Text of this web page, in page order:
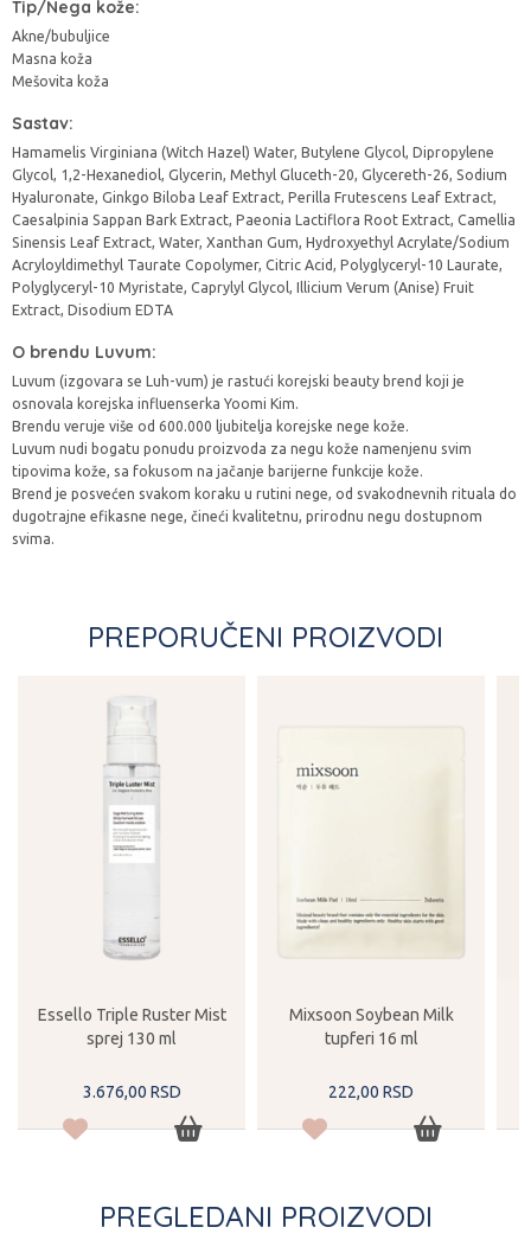
Tip/Nega kože:
Akne/bubuljice
Masna koža
Mešovita koža
Sastav:
Hamamelis Virginiana (Witch Hazel) Water, Butylene Glycol, Dipropylene
Glycol, 1,2-Hexanediol, Glycerin, Methyl Gluceth-20, Glycereth-26, Sodium
Hyaluronate, Ginkgo Biloba Leaf Extract, Perilla Frutescens Leaf Extract,
Caesalpinia Sappan Bark Extract, Paeonia Lactiflora Root Extract, Camellia
Sinensis Leaf Extract, Water, Xanthan Gum, Hydroxyethyl Acrylate/Sodium
Acryloyldimethyl Taurate Copolymer, Citric Acid, Polyglyceryl-10 Laurate,
Polyglyceryl-10 Myristate, Caprylyl Glycol, Illicium Verum (Anise) Fruit
Extract, Disodium EDTA
O brendu Luvum:
Luvum (izgovara se Luh-vum) je rastući korejski beauty brend koji je
osnovala korejska influenserka Yoomi Kim.
Brendu veruje više od 600.000 ljubitelja korejske nege kože.
Luvum nudi bogatu ponudu proizvoda za negu kože namenjenu svim
tipovima kože, sa fokusom na jačanje barijerne funkcije kože.
Brend je posvećen svakom koraku u rutini nege, od svakodnevnih rituala do
dugotrajne efikasne nege, čineći kvalitetnu, prirodnu negu dostupnom
svima.
PREPORUČENI PROIZVODI
Essello Triple Ruster Mist
sprej 130 ml
3.676,00 RSD
Mixsoon Soybean Milk
tupferi 16 ml
222,00 RSD
PREGLEDANI PROIZVODI